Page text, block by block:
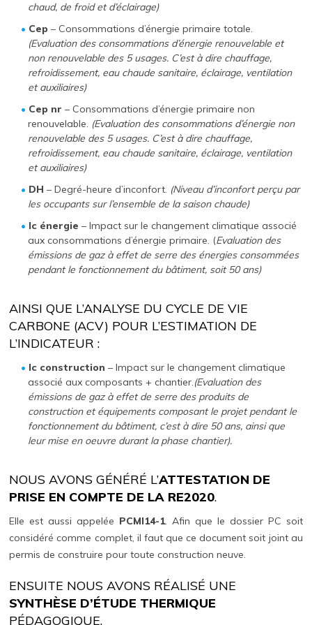
chaud, de froid et d’éclairage)
Cep – Consommations d’énergie primaire totale.
(Evaluation des consommations d’énergie renouvelable et
non renouvelable des 5 usages. C’est à dire chauffage,
refroidissement, eau chaude sanitaire, éclairage, ventilation
et auxiliaires)
Cep nr – Consommations d’énergie primaire non
renouvelable. (Evaluation des consommations d’énergie non
renouvelable des 5 usages. C’est à dire chauffage,
refroidissement, eau chaude sanitaire, éclairage, ventilation
et auxiliaires)
DH – Degré-heure d’inconfort. (Niveau d’inconfort perçu par
les occupants sur l’ensemble de la saison chaude)
Ic énergie – Impact sur le changement climatique associé
aux consommations d’énergie primaire. (Evaluation des
émissions de gaz à effet de serre des énergies consommées
pendant le fonctionnement du bâtiment, soit 50 ans)
AINSI QUE L’ANALYSE DU CYCLE DE VIE
CARBONE (ACV) POUR L’ESTIMATION DE
L’INDICATEUR :
Ic construction – Impact sur le changement climatique
associé aux composants + chantier. (Evaluation des
émissions de gaz à effet de serre des produits de
construction et équipements composant le projet pendant le
fonctionnement du bâtiment, c’est à dire 50 ans, ainsi que
leur mise en oeuvre durant la phase chantier).
NOUS AVONS GÉNÉRÉ L’ATTESTATION DE
PRISE EN COMPTE DE LA RE2020.
Elle est aussi appelée PCMI14-1. Afin que le dossier PC soit
considéré comme complet, il faut que ce document soit joint au
permis de construire pour toute construction neuve.
ENSUITE NOUS AVONS RÉALISÉ UNE
SYNTHÈSE D’ÉTUDE THERMIQUE
PÉDAGOGIQUE.